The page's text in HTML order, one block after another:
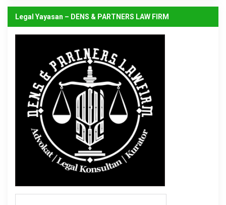
Legal Yayasan – DENS & PARTNERS LAW FIRM